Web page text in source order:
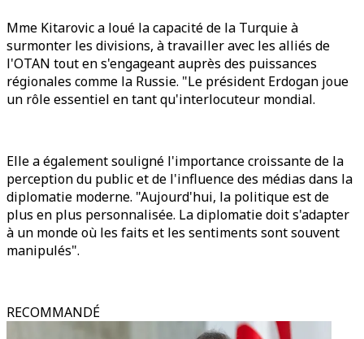
Mme Kitarovic a loué la capacité de la Turquie à
surmonter les divisions, à travailler avec les alliés de
l'OTAN tout en s'engageant auprès des puissances
régionales comme la Russie. "Le président Erdogan joue
un rôle essentiel en tant qu'interlocuteur mondial.
Elle a également souligné l'importance croissante de la
perception du public et de l'influence des médias dans la
diplomatie moderne. "Aujourd'hui, la politique est de
plus en plus personnalisée. La diplomatie doit s'adapter
à un monde où les faits et les sentiments sont souvent
manipulés".
RECOMMANDÉ